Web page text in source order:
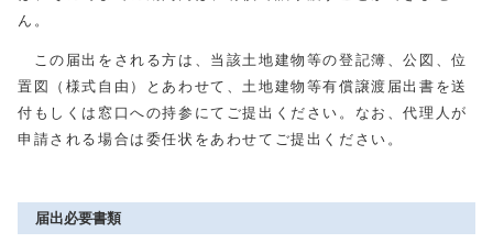
ん。
この届出をされる方は、当該土地建物等の登記簿、公図、位
置図（様式自由）とあわせて、土地建物等有償譲渡届出書を送
付もしくは窓口への持参にてご提出ください。なお、代理人が
申請される場合は委任状をあわせてご提出ください。
届出必要書類